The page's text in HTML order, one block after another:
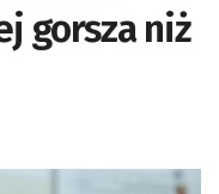
gorsza niż